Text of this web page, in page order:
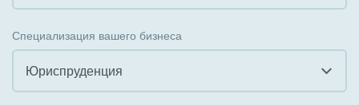
Внедрение КЭДО
Специализация вашего бизнеса
Юриспруденция